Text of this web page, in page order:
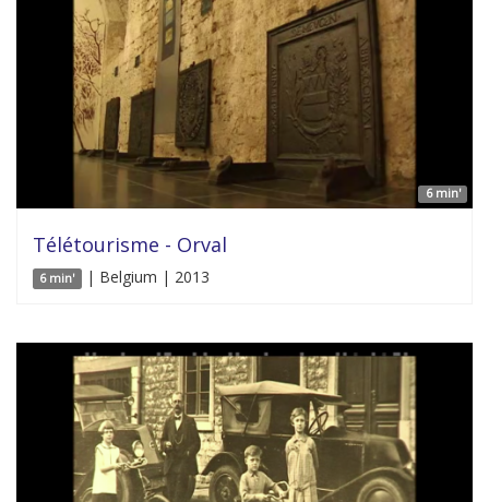
6 min'
Télétourisme - Orval
6 min' | Belgium | 2013